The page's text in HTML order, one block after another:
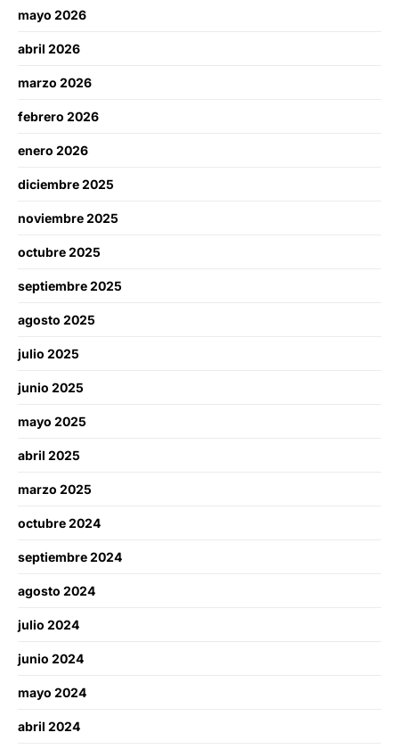
mayo 2026
abril 2026
marzo 2026
febrero 2026
enero 2026
diciembre 2025
noviembre 2025
octubre 2025
septiembre 2025
agosto 2025
julio 2025
junio 2025
mayo 2025
abril 2025
marzo 2025
octubre 2024
septiembre 2024
agosto 2024
julio 2024
junio 2024
mayo 2024
abril 2024